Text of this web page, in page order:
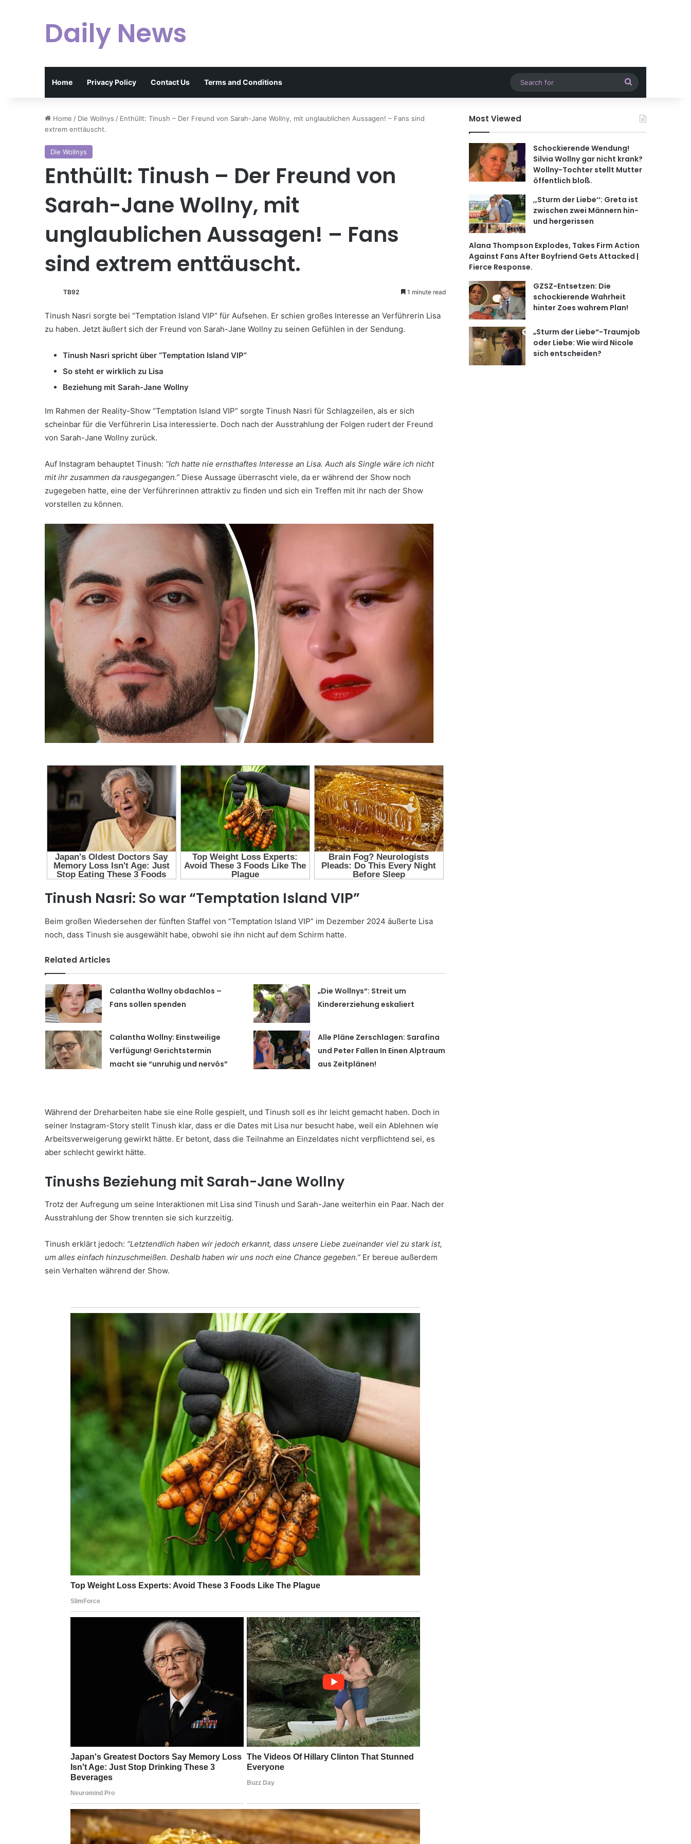
Daily News
Home Privacy Policy Contact Us Terms and Conditions
for
Home / Die Wollnys / Enthüllt: Tinush – Der Freund von Sarah-Jane Wollny, mit unglaublichen Aussagen! – Fans sind
extrem enttäuscht.
Die Wollnys
Enthüllt: Tinush – Der Freund von
Sarah-Jane Wollny, mit
unglaublichen Aussagen! – Fans
sind extrem enttäuscht.
TB92 1 minute read
Tinush Nasri sorgte bei “Temptation Island VIP” für Aufsehen. Er schien großes Interesse an Verführerin Lisa
zu haben. Jetzt äußert sich der Freund von Sarah-Jane Wollny zu seinen Gefühlen in der Sendung.
Tinush Nasri spricht über “Temptation Island VIP”
So steht er wirklich zu Lisa
Beziehung mit Sarah-Jane Wollny
Im Rahmen der Reality-Show “Temptation Island VIP” sorgte Tinush Nasri für Schlagzeilen, als er sich
scheinbar für die Verführerin Lisa interessierte. Doch nach der Ausstrahlung der Folgen rudert der Freund
von Sarah-Jane Wollny zurück.
Auf Instagram behauptet Tinush: “Ich hatte nie ernsthaftes Interesse an Lisa. Auch als Single wäre ich nicht
mit ihr zusammen da rausgegangen.” Diese Aussage überrascht viele, da er während der Show noch
zugegeben hatte, eine der Verführerinnen attraktiv zu finden und sich ein Treffen mit ihr nach der Show
vorstellen zu können.
Tinush Nasri: So war “Temptation Island VIP”
Beim großen Wiedersehen der fünften Staffel von “Temptation Island VIP” im Dezember 2024 äußerte Lisa
noch, dass Tinush sie ausgewählt habe, obwohl sie ihn nicht auf dem Schirm hatte.
Related Articles
Calantha Wollny obdachlos –
Fans sollen spenden
„Die Wollnys“: Streit um
Kindererziehung eskaliert
Calantha Wollny: Einstweilige
Verfügung! Gerichtstermin
macht sie “unruhig und nervös”
Alle Pläne Zerschlagen: Sarafina
und Peter Fallen In Einen Alptraum
aus Zeitplänen!
Während der Dreharbeiten habe sie eine Rolle gespielt, und Tinush soll es ihr leicht gemacht haben. Doch in
seiner Instagram-Story stellt Tinush klar, dass er die Dates mit Lisa nur besucht habe, weil ein Ablehnen wie
Arbeitsverweigerung gewirkt hätte. Er betont, dass die Teilnahme an Einzeldates nicht verpflichtend sei, es
aber schlecht gewirkt hätte.
Tinushs Beziehung mit Sarah-Jane Wollny
Trotz der Aufregung um seine Interaktionen mit Lisa sind Tinush und Sarah-Jane weiterhin ein Paar. Nach der
Ausstrahlung der Show trennten sie sich kurzzeitig.
Tinush erklärt jedoch: “Letztendlich haben wir jedoch erkannt, dass unsere Liebe zueinander viel zu stark ist,
um alles einfach hinzuschmeißen. Deshalb haben wir uns noch eine Chance gegeben.” Er bereue außerdem
sein Verhalten während der Show.
Most Viewed
Schockierende Wendung!
Silvia Wollny gar nicht krank?
Wollny-Tochter stellt Mutter
öffentlich bloß.
,,Sturm der Liebe‘‘: Greta ist
zwischen zwei Männern hin-
und hergerissen
Alana Thompson Explodes, Takes Firm Action
Against Fans After Boyfriend Gets Attacked |
Fierce Response.
GZSZ-Entsetzen: Die
schockierende Wahrheit
hinter Zoes wahrem Plan!
„Sturm der Liebe“-Traumjob
oder Liebe: Wie wird Nicole
sich entscheiden?